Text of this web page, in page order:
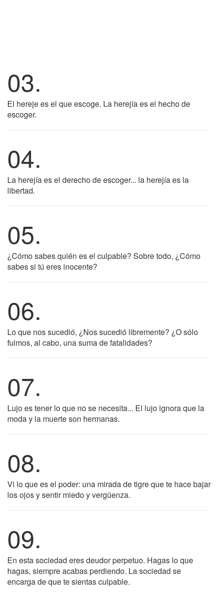
03.
El hereje es el que escoge. La herejía es el hecho de
escoger.
04.
La herejía es el derecho de escoger... la herejía es la
libertad.
05.
¿Cómo sabes quién es el culpable? Sobre todo, ¿Cómo
sabes si tú eres inocente?
06.
Lo que nos sucedió, ¿Nos sucedió libremente? ¿O sólo
fuimos, al cabo, una suma de fatalidades?
07.
Lujo es tener lo que no se necesita... El lujo ignora que la
moda y la muerte son hermanas.
08.
Vi lo que es el poder: una mirada de tigre que te hace bajar
los ojos y sentir miedo y vergüenza.
09.
En esta sociedad eres deudor perpetuo. Hagas lo que
hagas, siempre acabas perdiendo. La sociedad se
encarga de que te sientas culpable.